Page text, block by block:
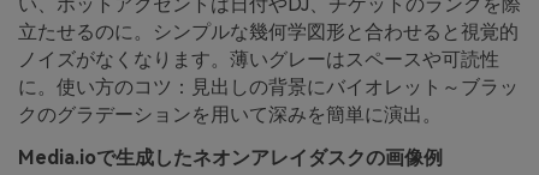
立たせるのに。シンプルな幾何学図形と合わせると視覚的
ノイズがなくなります。薄いグレーはスペースや可読性
に。使い方のコツ：見出しの背景にバイオレット～ブラッ
クのグラデーションを用いて深みを簡単に演出。
Media.ioで生成したネオンアレイダスクの画像例